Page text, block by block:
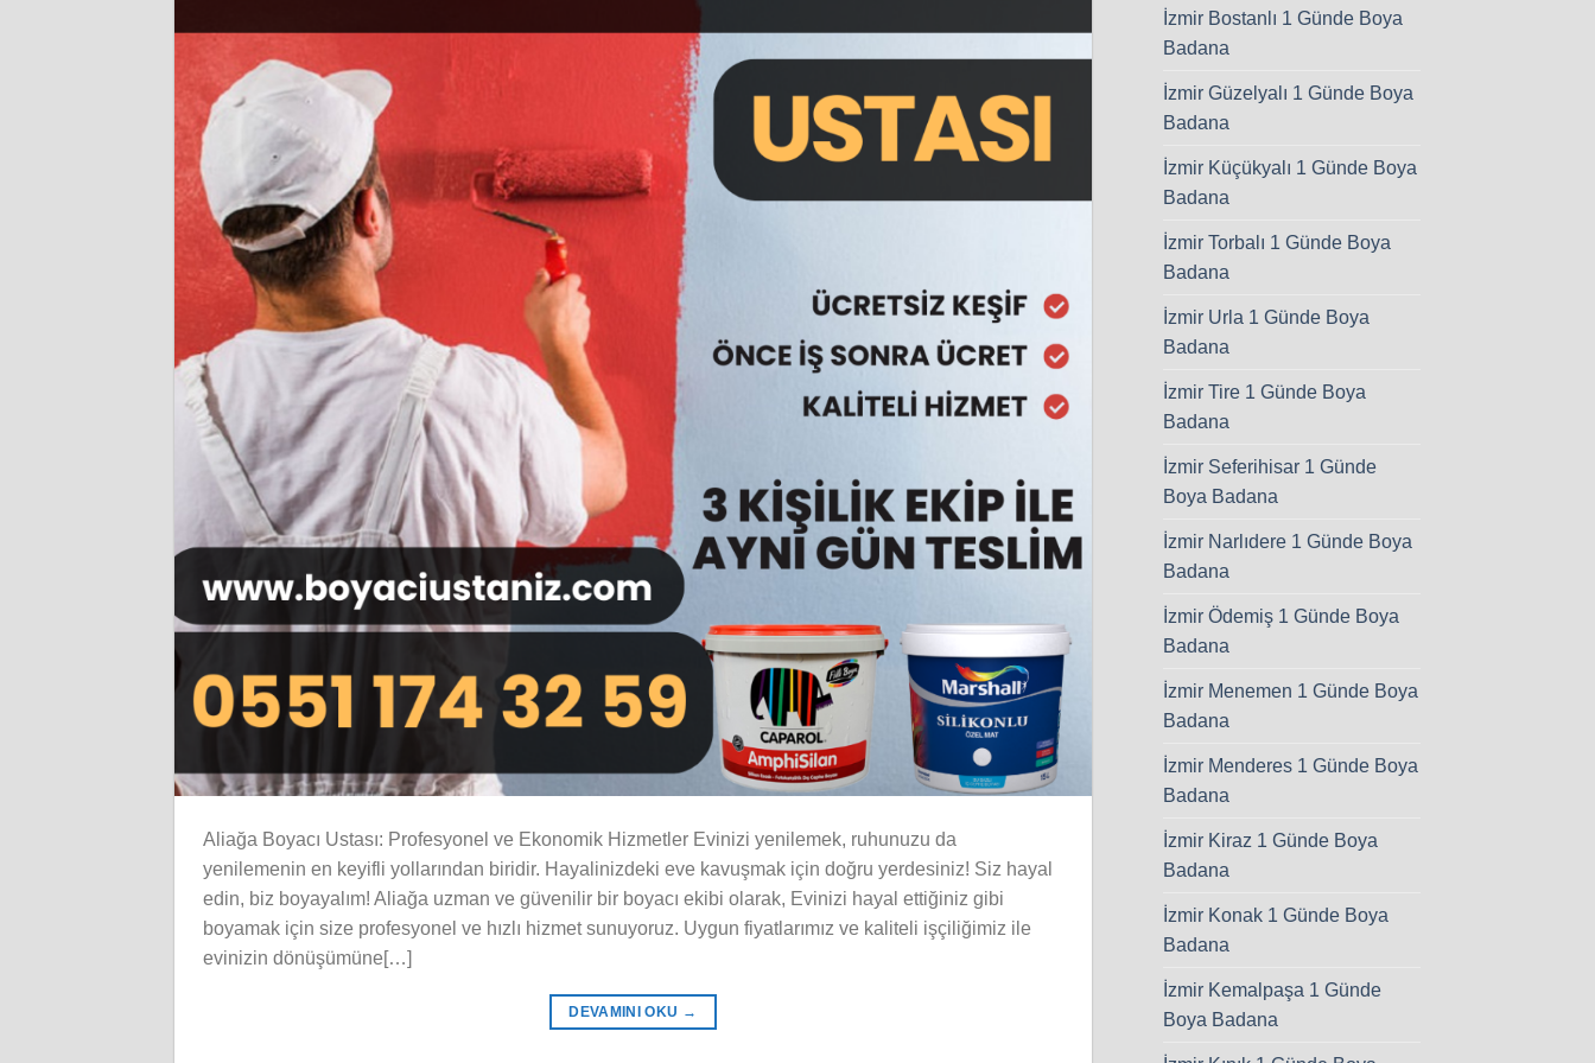
Aliağa Boyacı Ustası: Profesyonel ve Ekonomik Hizmetler Evinizi yenilemek, ruhunuzu da
yenilemenin en keyifli yollarından biridir. Hayalinizdeki eve kavuşmak için doğru yerdesiniz! Siz hayal
edin, biz boyayalım! Aliağa uzman ve güvenilir bir boyacı ekibi olarak, Evinizi hayal ettiğiniz gibi
boyamak için size profesyonel ve hızlı hizmet sunuyoruz. Uygun fiyatlarımız ve kaliteli işçiliğimiz ile
evinizin dönüşümüne[…]
DEVAMINI OKU →
İzmir Bostanlı 1 Günde Boya
Badana
İzmir Güzelyalı 1 Günde Boya
Badana
İzmir Küçükyalı 1 Günde Boya
Badana
İzmir Torbalı 1 Günde Boya
Badana
İzmir Urla 1 Günde Boya
Badana
İzmir Tire 1 Günde Boya
Badana
İzmir Seferihisar 1 Günde
Boya Badana
İzmir Narlıdere 1 Günde Boya
Badana
İzmir Ödemiş 1 Günde Boya
Badana
İzmir Menemen 1 Günde Boya
Badana
İzmir Menderes 1 Günde Boya
Badana
İzmir Kiraz 1 Günde Boya
Badana
İzmir Konak 1 Günde Boya
Badana
İzmir Kemalpaşa 1 Günde
Boya Badana